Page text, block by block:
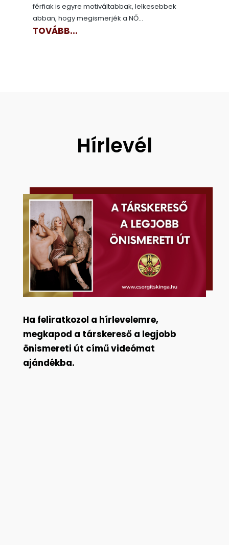
férfiak is egyre motiváltabbak, lelkesebbek
abban, hogy megismerjék a NŐ...
TOVÁBB...
Hírlevél
Ha feliratkozol a hírlevelemre,
megkapod a társkereső a legjobb
önismereti út című videómat
ajándékba.